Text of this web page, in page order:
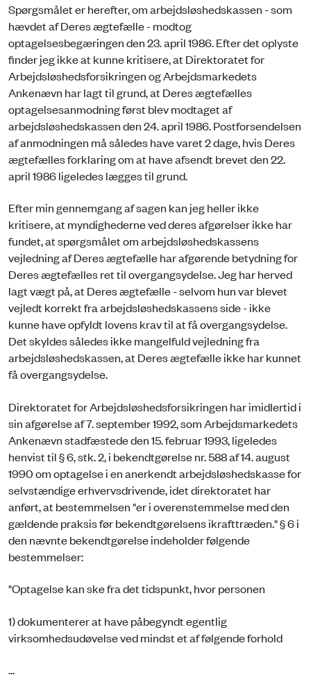
Spørgsmålet er herefter, om arbejdsløshedskassen - som
hævdet af Deres ægtefælle - modtog
optagelsesbegæringen den 23. april 1986. Efter det oplyste
finder jeg ikke at kunne kritisere, at Direktoratet for
Arbejdsløshedsforsikringen og Arbejdsmarkedets
Ankenævn har lagt til grund, at Deres ægtefælles
optagelsesanmodning først blev modtaget af
arbejdsløshedskassen den 24. april 1986. Postforsendelsen
af anmodningen må således have varet 2 dage, hvis Deres
ægtefælles forklaring om at have afsendt brevet den 22.
april 1986 ligeledes lægges til grund.
Efter min gennemgang af sagen kan jeg heller ikke
kritisere, at myndighederne ved deres afgørelser ikke har
fundet, at spørgsmålet om arbejdsløshedskassens
vejledning af Deres ægtefælle har afgørende betydning for
Deres ægtefælles ret til overgangsydelse. Jeg har herved
lagt vægt på, at Deres ægtefælle - selvom hun var blevet
vejledt korrekt fra arbejdsløshedskassens side - ikke
kunne have opfyldt lovens krav til at få overgangsydelse.
Det skyldes således ikke mangelfuld vejledning fra
arbejdsløshedskassen, at Deres ægtefælle ikke har kunnet
få overgangsydelse.
Direktoratet for Arbejdsløshedsforsikringen har imidlertid i
sin afgørelse af 7. september 1992, som Arbejdsmarkedets
Ankenævn stadfæstede den 15. februar 1993, ligeledes
henvist til § 6, stk. 2, i bekendtgørelse nr. 588 af 14. august
1990 om optagelse i en anerkendt arbejdsløshedskasse for
selvstændige erhvervsdrivende, idet direktoratet har
anført, at bestemmelsen "er i overenstemmelse med den
gældende praksis før bekendtgørelsens ikrafttræden." § 6 i
den nævnte bekendtgørelse indeholder følgende
bestemmelser:
"Optagelse kan ske fra det tidspunkt, hvor personen
1) dokumenterer at have påbegyndt egentlig
virksomhedsudøvelse ved mindst et af følgende forhold
...